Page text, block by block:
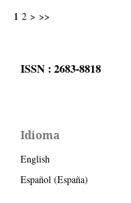
1 2 > >>
ISSN : 2683-8818
Idioma
English
Español (España)